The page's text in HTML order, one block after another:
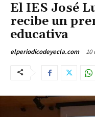
El IES José
recibe un
educativa
elperiodicodeyecla.com 10